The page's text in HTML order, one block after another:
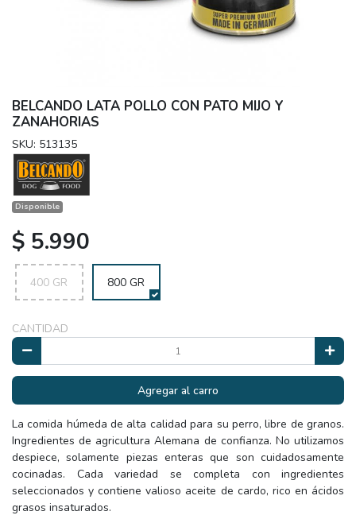
BELCANDO LATA POLLO CON PATO MIJO Y
ZANAHORIAS
SKU: 513135
Disponible
$ 5.990
400 GR 800 GR
CANTIDAD
Agregar al carro
La comida húmeda de alta calidad para su perro, libre de granos.
Ingredientes de agricultura Alemana de confianza. No utilizamos
despiece, solamente piezas enteras que son cuidadosamente
cocinadas. Cada variedad se completa con ingredientes
seleccionados y contiene valioso aceite de cardo, rico en ácidos
grasos insaturados.